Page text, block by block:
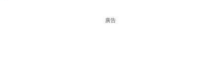
廣告